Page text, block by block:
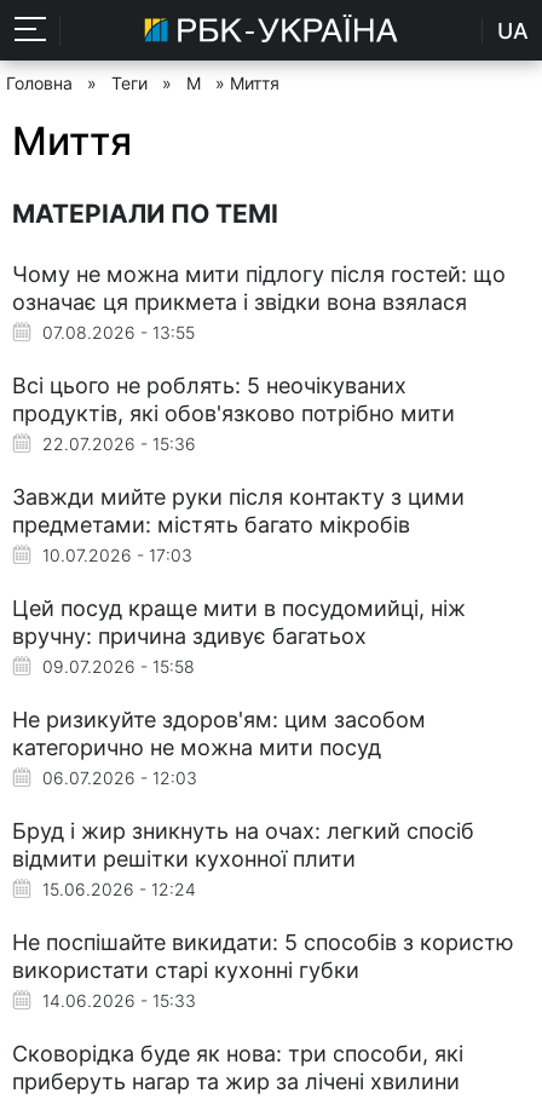
UA
Головна » Теги » М » Миття
Миття
МАТЕРІАЛИ ПО ТЕМІ
Чому не можна мити підлогу після гостей: що
означає ця прикмета і звідки вона взялася
07.08.2026 - 13:55
Всі цього не роблять: 5 неочікуваних
продуктів, які обов'язково потрібно мити
22.07.2026 - 15:36
Завжди мийте руки після контакту з цими
предметами: містять багато мікробів
10.07.2026 - 17:03
Цей посуд краще мити в посудомийці, ніж
вручну: причина здивує багатьох
09.07.2026 - 15:58
Не ризикуйте здоров'ям: цим засобом
категорично не можна мити посуд
06.07.2026 - 12:03
Бруд і жир зникнуть на очах: легкий спосіб
відмити решітки кухонної плити
15.06.2026 - 12:24
Не поспішайте викидати: 5 способів з користю
використати старі кухонні губки
14.06.2026 - 15:33
Сковорідка буде як нова: три способи, які
приберуть нагар та жир за лічені хвилини